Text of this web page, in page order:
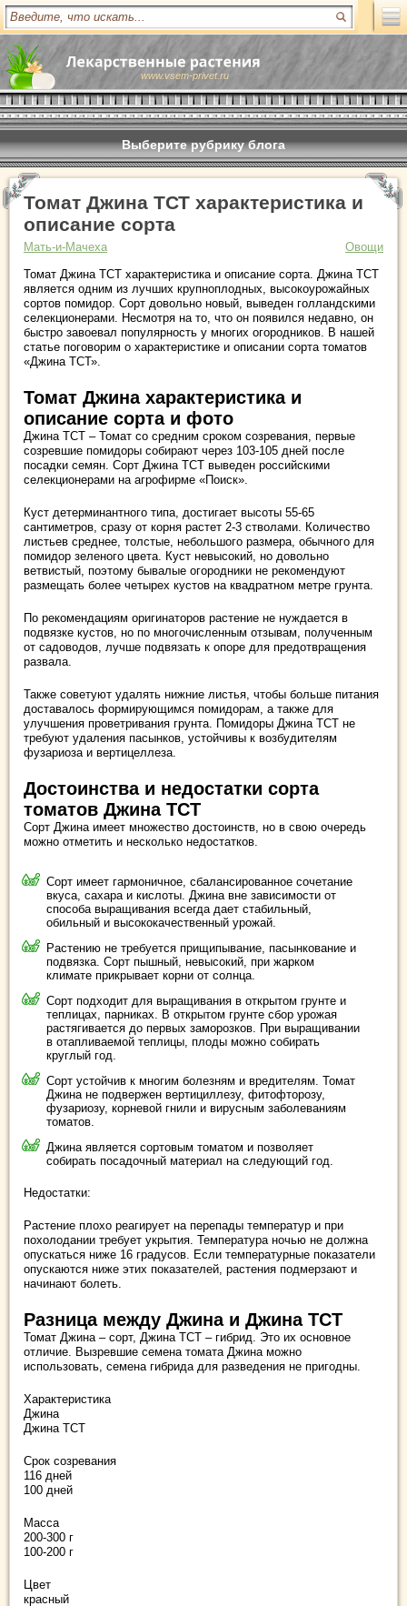
www.vsem-privet.ru
Выберите рубрику блога
Томат Джина ТСТ характеристика и
описание сорта
Мать-и-Мачеха
Овощи
Томат Джина ТСТ характеристика и описание сорта. Джина ТСТ
является одним из лучших крупноплодных, высокоурожайных
сортов помидор. Сорт довольно новый, выведен голландскими
селекционерами. Несмотря на то, что он появился недавно, он
быстро завоевал популярность у многих огородников. В нашей
статье поговорим о характеристике и описании сорта томатов
«Джина ТСТ».
Томат Джина характеристика и
описание сорта и фото
Джина ТСТ – Томат со средним сроком созревания, первые
созревшие помидоры собирают через 103-105 дней после
посадки семян. Сорт Джина ТСТ выведен российскими
селекционерами на агрофирме «Поиск».
Куст детерминантного типа, достигает высоты 55-65
сантиметров, сразу от корня растет 2-3 стволами. Количество
листьев среднее, толстые, небольшого размера, обычного для
помидор зеленого цвета. Куст невысокий, но довольно
ветвистый, поэтому бывалые огородники не рекомендуют
размещать более четырех кустов на квадратном метре грунта.
По рекомендациям оригинаторов растение не нуждается в
подвязке кустов, но по многочисленным отзывам, полученным
от садоводов, лучше подвязать к опоре для предотвращения
развала.
Также советуют удалять нижние листья, чтобы больше питания
доставалось формирующимся помидорам, а также для
улучшения проветривания грунта. Помидоры Джина ТСТ не
требуют удаления пасынков, устойчивы к возбудителям
фузариоза и вертицеллеза.
Достоинства и недостатки сорта
томатов Джина ТСТ
Сорт Джина имеет множество достоинств, но в свою очередь
можно отметить и несколько недостатков.
Сорт имеет гармоничное, сбалансированное сочетание
вкуса, сахара и кислоты. Джина вне зависимости от
способа выращивания всегда дает стабильный,
обильный и высококачественный урожай.
Растению не требуется прищипывание, пасынкование и
подвязка. Сорт пышный, невысокий, при жарком
климате прикрывает корни от солнца.
Сорт подходит для выращивания в открытом грунте и
теплицах, парниках. В открытом грунте сбор урожая
растягивается до первых заморозков. При выращивании
в отапливаемой теплицы, плоды можно собирать
круглый год.
Сорт устойчив к многим болезням и вредителям. Томат
Джина не подвержен вертициллезу, фитофторозу,
фузариозу, корневой гнили и вирусным заболеваниям
томатов.
Джина является сортовым томатом и позволяет
собирать посадочный материал на следующий год.
Недостатки:
Растение плохо реагирует на перепады температур и при
похолодании требует укрытия. Температура ночью не должна
опускаться ниже 16 градусов. Если температурные показатели
опускаются ниже этих показателей, растения подмерзают и
начинают болеть.
Разница между Джина и Джина ТСТ
Томат Джина – сорт, Джина ТСТ – гибрид. Это их основное
отличие. Вызревшие семена томата Джина можно
использовать, семена гибрида для разведения не пригодны.
Характеристика
Джина
Джина ТСТ
Срок созревания
116 дней
100 дней
Масса
200-300 г
100-200 г
Цвет
красный